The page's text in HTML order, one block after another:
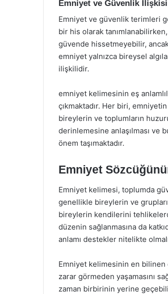
Emniyet ve Güvenlik İlişkisi
Emniyet ve güvenlik terimleri
bir his olarak
güvende hissetmeyebilir,
emniyet yalnızca bireysel
ilişkilidir.
emniyet kelimesinin eş
çıkmaktadır. Her biri,
bireylerin ve toplumların
derinlemesine anlaşılması ve
önem taşımaktadır.
Emniyet
Emniyet kelimesi, toplumda
genellikle bireylerin ve
bireylerin kendilerini
düzenin sağlanmasına da
anlamı destekler nitelikte
Emniyet kelimesinin en bilinen
zarar görmeden yaşamasını
zaman birbirinin yerine